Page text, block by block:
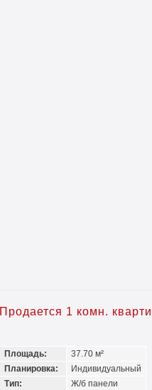
Продается 1 комн.
Площадь:
37.70 м²
Планировка:
Индивидуальный
Тип:
Ж/б панели